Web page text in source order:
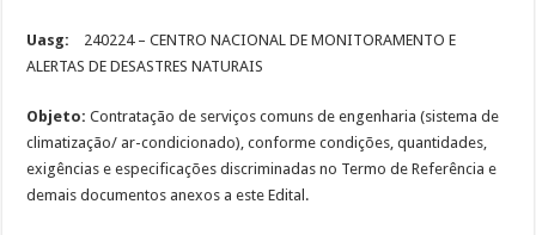
Uasg: 240224 – CENTRO NACIONAL DE MONITORAMENTO E
ALERTAS DE DESASTRES NATURAIS
Objeto: Contratação de serviços comuns de engenharia (sistema de
climatização/ ar-condicionado), conforme condições, quantidades,
exigências e especificações discriminadas no Termo de Referência e
demais documentos anexos a este Edital.